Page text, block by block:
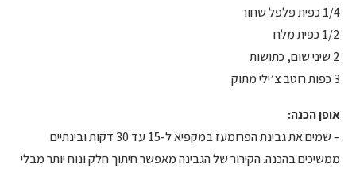
1/4 כפית פלפל שחור
1/2 כפית מלח
2 שיני שום, כתושות
3 כפות רוטב צ’ילי מתוק
אופן הכנה:
– שמים את גבינת הפרומעז במקפיא ל-15 עד 30 דקות ובינתיים
ממשיכים בהכנה. הקירור של הגבינה מאפשר חיתוך חלק ונוח יותר מבלי